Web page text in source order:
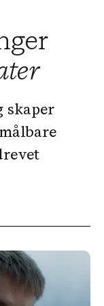
skaper